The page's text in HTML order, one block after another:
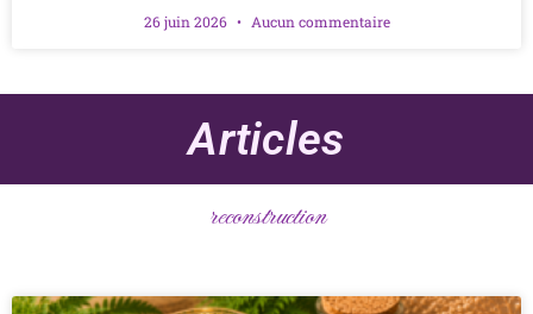
26 juin 2026 Aucun commentaire
Articles
reconstruction